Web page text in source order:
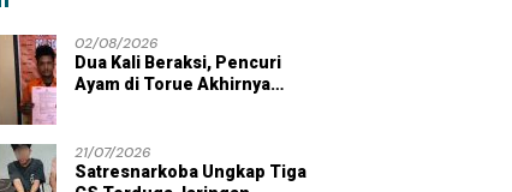
02/08/2026
Dua Kali Beraksi, Pencuri
Ayam di Torue Akhirnya
21/07/2026
Satresnarkoba Ungkap Tiga